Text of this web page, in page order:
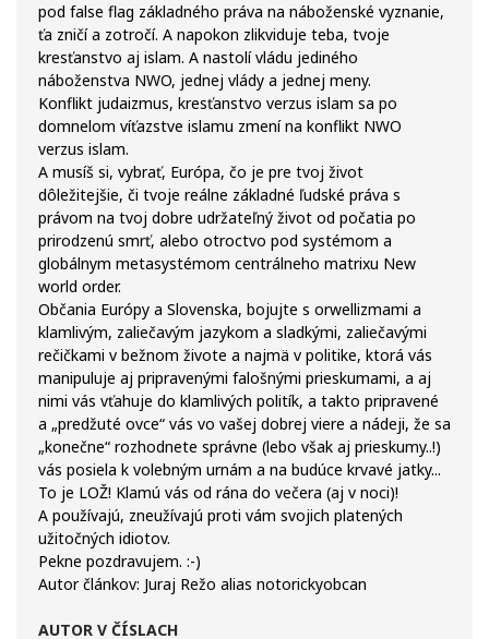
pod false flag základného práva na náboženské vyznanie,
ťa zničí a zotročí. A napokon zlikviduje teba, tvoje
kresťanstvo aj islam. A nastolí vládu jediného
náboženstva NWO, jednej vlády a jednej meny.
Konflikt judaizmus, kresťanstvo verzus islam sa po
domnelom víťazstve islamu zmení na konflikt NWO
verzus islam.
A musíš si, vybrať, Európa, čo je pre tvoj život
dôležitejšie, či tvoje reálne základné ľudské práva s
právom na tvoj dobre udržateľný život od počatia po
prirodzenú smrť, alebo otroctvo pod systémom a
globálnym metasystémom centrálneho matrixu New
world order.
Občania Európy a Slovenska, bojujte s orwellizmami a
klamlivým, zaliečavým jazykom a sladkými, zaliečavými
rečičkami v bežnom živote a najmä v politike, ktorá vás
manipuluje aj pripravenými falošnými prieskumami, a aj
nimi vás vťahuje do klamlivých politík, a takto pripravené
a „predžuté ovce“ vás vo vašej dobrej viere a nádeji, že sa
„konečne“ rozhodnete správne (lebo však aj prieskumy..!)
vás posiela k volebným urnám a na budúce krvavé jatky...
To je LOŽ! Klamú vás od rána do večera (aj v noci)!
A používajú, zneužívajú proti vám svojich platených
užitočných idiotov.
Pekne pozdravujem. :-)
Autor článkov: Juraj Režo alias notorickyobcan
AUTOR V ČÍSLACH